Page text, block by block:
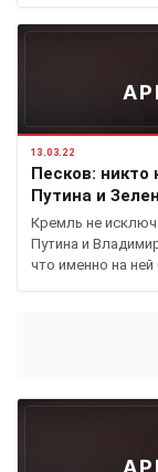
13.03.22
Песков: никто
Путина и
Кремль не
Путина и
что именно на ней